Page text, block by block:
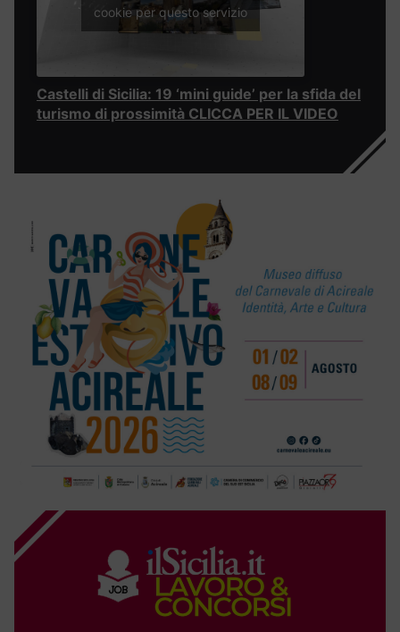
cookie per questo servizio
Castelli di Sicilia: 19 ‘mini guide’ per la sfida del
turismo di prossimità CLICCA PER IL VIDEO